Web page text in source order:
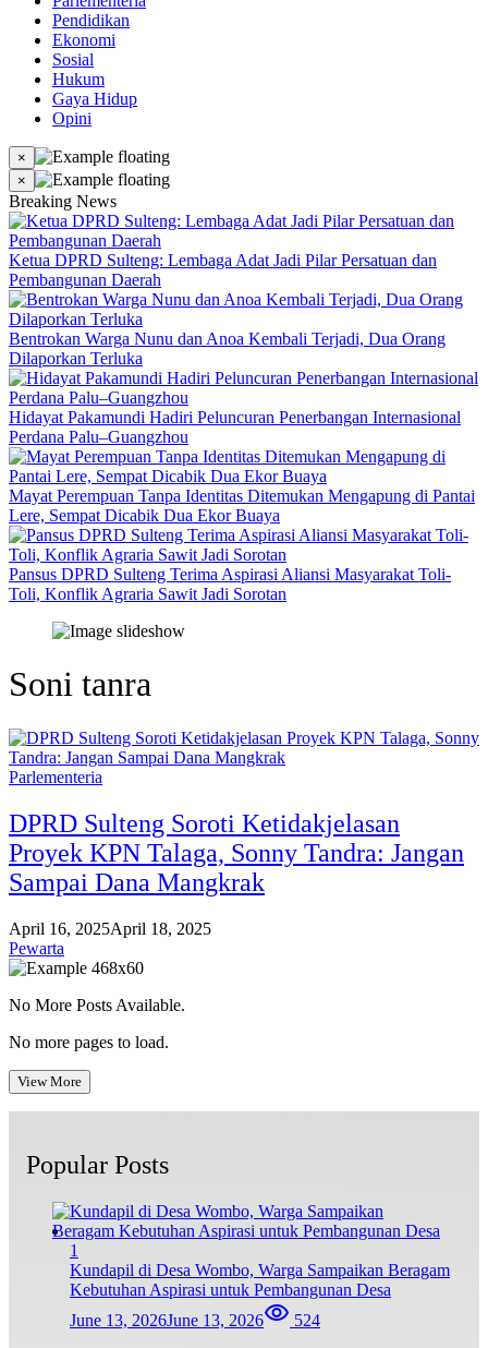
Pendidikan
Ekonomi
Sosial
Hukum
Gaya Hidup
Opini
×
×
Breaking News
Ketua DPRD Sulteng: Lembaga Adat Jadi Pilar Persatuan dan
Pembangunan Daerah
Bentrokan Warga Nunu dan Anoa Kembali Terjadi, Dua Orang
Dilaporkan Terluka
Hidayat Pakamundi Hadiri Peluncuran Penerbangan Internasional
Perdana Palu–Guangzhou
Mayat Perempuan Tanpa Identitas Ditemukan Mengapung di Pantai
Lere, Sempat Dicabik Dua Ekor Buaya
Pansus DPRD Sulteng Terima Aspirasi Aliansi Masyarakat Toli-
Toli, Konflik Agraria Sawit Jadi Sorotan
Soni tanra
Parlementeria
DPRD Sulteng Soroti Ketidakjelasan
Proyek KPN Talaga, Sonny Tandra: Jangan
Sampai Dana Mangkrak
April 16, 2025April 18, 2025
Pewarta
No More Posts Available.
No more pages to load.
View More
Popular Posts
1
Kundapil di Desa Wombo, Warga Sampaikan Beragam
Kebutuhan Aspirasi untuk Pembangunan Desa
June 13, 2026June 13, 2026 524